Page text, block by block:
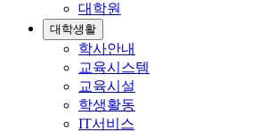
대학원
대학생활
학사안내
교육시스템
교육시설
학생활동
IT서비스